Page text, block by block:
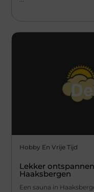
Hobby En Vrije Tijd
Lekker
Haaksbergen
Een sauna in